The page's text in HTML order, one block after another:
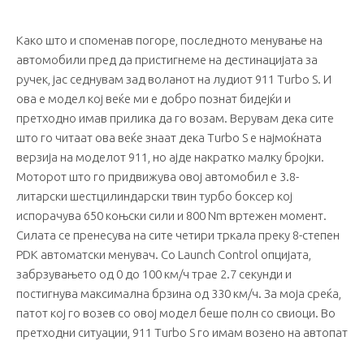
Како што и споменав погоре, последното менување на
автомобили пред да пристигнеме на дестинацијата за
ручек, јас седнувам зад воланот на лудиот 911 Turbo S. И
ова е модел кој веќе ми е добро познат бидејќи и
претходно имав прилика да го возам. Верувам дека сите
што го читаат ова веќе знаат дека Turbo S е најмоќната
верзија на моделот 911, но ајде накратко малку бројки.
Моторот што го придвижува овој автомобил е 3.8-
литарски шестцилиндарски твин турбо боксер кој
испорачува 650 коњски сили и 800 Nm вртежен момент.
Силата се пренесува на сите четири тркала преку 8-степен
PDK автоматски менувач. Со Launch Control опцијата,
забрзувањето од 0 до 100 км/ч трае 2.7 секунди и
постигнува максимална брзина од 330 км/ч. За моја среќа,
патот кој го возев со овој модел беше полн со свиоци. Во
претходни ситуации, 911 Turbo S го имам возено на автопат